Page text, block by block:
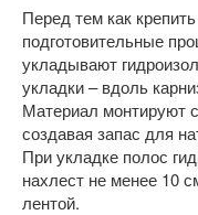
Перед тем как
подготовительные
укладывают
укладки – вдоль
Материал монтируют
создавая запас для
При укладке полос
нахлест не менее 10
лентой.